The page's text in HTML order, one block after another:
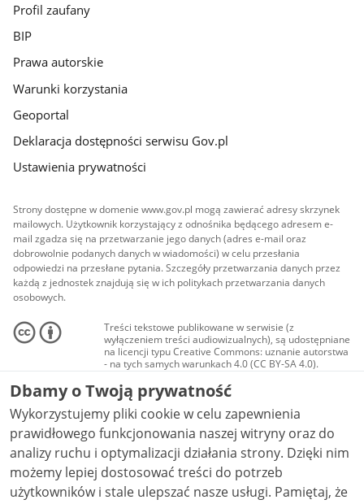
Profil zaufany
BIP
Prawa autorskie
Warunki korzystania
Geoportal
Deklaracja dostępności serwisu Gov.pl
Ustawienia prywatności
Strony dostępne w domenie www.gov.pl mogą zawierać adresy skrzynek
mailowych. Użytkownik korzystający z odnośnika będącego adresem e-
mail zgadza się na przetwarzanie jego danych (adres e-mail oraz
dobrowolnie podanych danych w wiadomości) w celu przesłania
odpowiedzi na przesłane pytania. Szczegóły przetwarzania danych przez
każdą z jednostek znajdują się w ich politykach przetwarzania danych
osobowych.
Treści tekstowe publikowane w serwisie (z
wyłączeniem treści audiowizualnych), są udostępniane
na licencji typu Creative Commons: uznanie autorstwa
- na tych samych warunkach 4.0 (CC BY-SA 4.0).
Materiały audiowizualne, w tym zdjęcia, materiały
audio i wideo, są udostępniane na licencji typu
Creative Commons: uznanie autorstwa użycie
niekomercyjne - bez utworów zależnych 4.0 (CC BY-
NC-ND 4.0), o ile nie jest to stwierdzone inaczej.
Dbamy o Twoją prywatność
Wykorzystujemy pliki cookie w celu zapewnienia
prawidłowego funkcjonowania naszej witryny oraz do
analizy ruchu i optymalizacji działania strony. Dzięki nim
możemy lepiej dostosować treści do potrzeb
użytkowników i stale ulepszać nasze usługi. Pamiętaj, że